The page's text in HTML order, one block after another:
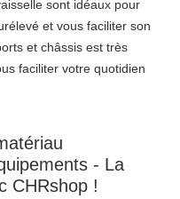
sont idéaux pour
et vous faciliter son
et châssis est très
faciliter votre quotidien
- La
CHRshop !